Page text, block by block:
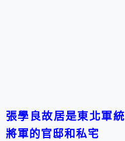
張學良故居是東北軍
將軍的官邸和私宅